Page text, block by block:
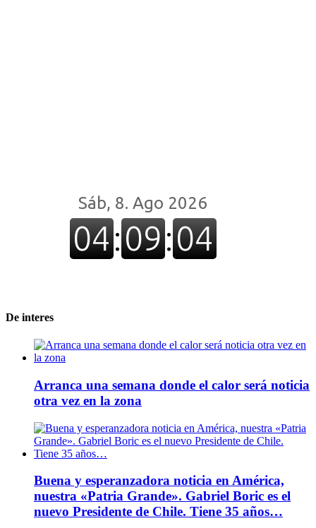
De interes
Arranca una semana donde el calor será noticia
otra vez en la zona
Buena y esperanzadora noticia en América,
nuestra «Patria Grande». Gabriel Boric es el
nuevo Presidente de Chile. Tiene 35 años…